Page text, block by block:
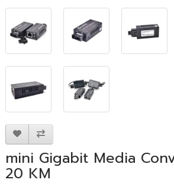
mini Gigabit Media
20 KM